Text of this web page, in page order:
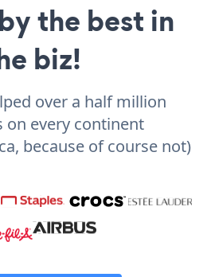
the best in
biz!
over a half million
on every continent
because of course not)